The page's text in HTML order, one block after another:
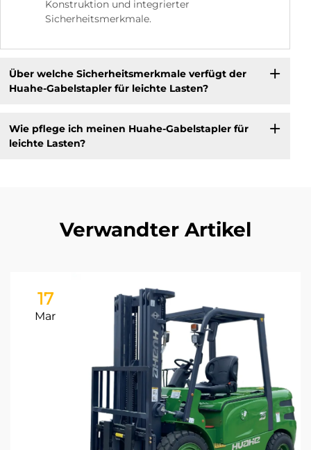
Konstruktion und integrierter
Sicherheitsmerkmale.
Über welche Sicherheitsmerkmale verfügt der
Huahe-Gabelstapler für leichte Lasten?
Wie pflege ich meinen Huahe-Gabelstapler für
leichte Lasten?
Verwandter Artikel
17
Mar